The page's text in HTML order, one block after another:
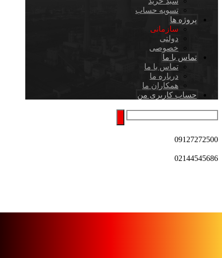
تسویه حساب
پروژه ها
سازمانی
دولتی
خصوصی
تماس با ما
تماس با ما
درباره ما
همکاران ما
حساب کاربری من
09127272500
02144545686